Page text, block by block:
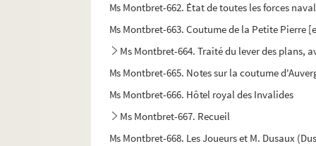
Ms Montbret-662. État de toutes les forces
Ms Montbret-663. Coutume de la Petite
Ms Montbret-664. Traité du lever des plans,
Ms Montbret-665. Notes sur la coutume
Ms Montbret-666. Hôtel royal des Invalides
Ms Montbret-667. Recueil
Ms Montbret-668. Les Joueurs et M. Dusaux